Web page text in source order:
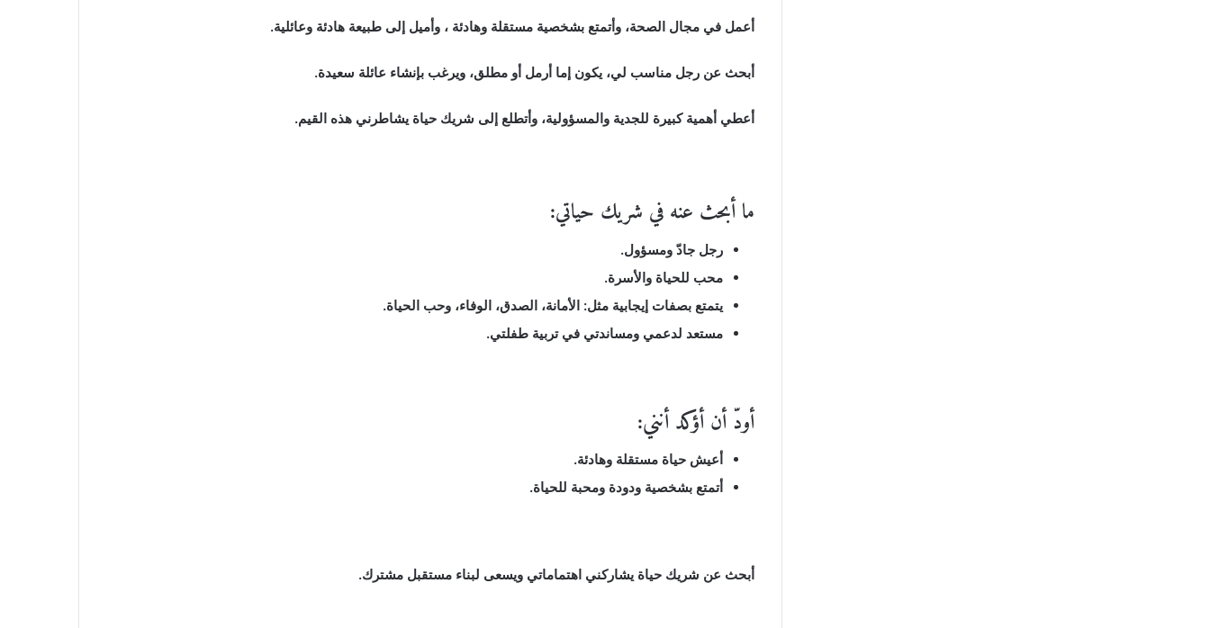
أعمل في مجال الصحة، وأتمتع بشخصية مستقلة وهادئة ، وأميل إلى طبيعة هادئة وعائلية.
أبحث عن رجل مناسب لي، يكون إما أرمل أو مطلق، ويرغب بإنشاء عائلة سعيدة.
أعطي أهمية كبيرة للجدية والمسؤولية، وأتطلع إلى شريك حياة يشاطرني هذه القيم.
ما أبحث عنه في شريك حياتي:
رجل جادّ ومسؤول.
محب للحياة والأسرة.
يتمتع بصفات إيجابية مثل: الأمانة، الصدق، الوفاء، وحب الحياة.
مستعد لدعمي ومساندتي في تربية طفلتي.
أودّ أن أؤكد أنني:
أعيش حياة مستقلة وهادئة.
أتمتع بشخصية ودودة ومحبة للحياة.
أبحث عن شريك حياة يشاركني اهتماماتي ويسعى لبناء مستقبل مشترك.